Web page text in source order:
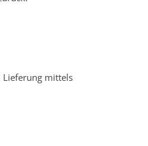
Lieferung mittels